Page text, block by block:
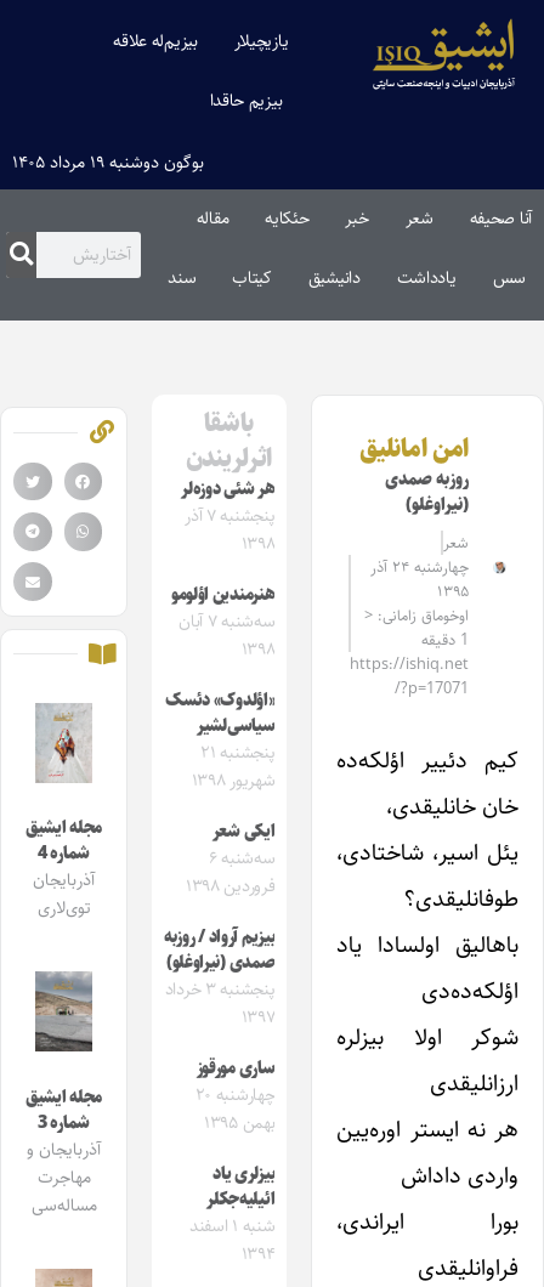
یازیچیلار بیزیم‌له علاقه
بیزیم حاقدا
بوگون دوشنبه ۱۹ مرداد ۱۴۰۵
آنا صحیفه شعر خبر حئکایه مقاله‌
سس یادداشت دانیشیق کیتاب سند
امن امانلیق
روزبه صمدی
(نیراوغلو)
شعر
چهارشنبه ۲۴ آذر
۱۳۹۵
اوخوماق زامانی: <
1 دقیقه
https://ishiq.net
/?p=17071
کیم دئییر اؤلکه‌ده
خان خانلیقدی،
یئل اسیر، شاختادی،
طوفانلیقدی؟
باهالیق اولسادا یاد
اؤلکه‌ده‌دی
شوکر اولا بیزلره
ارزانلیقدی
هر نه ایستر اوره‌یین
واردی داداش
بورا ایراندی،
فراوانلیقدی
باشقا
اثرلریندن
هر شئی دوزه‌لر
پنجشنبه ۷ آذر
۱۳۹۸
هنرمندین اؤلومو
سه‌شنبه ۷ آبان
۱۳۹۸
«اؤلدوک» دئسک
سیاسی‌لشیر
پنجشنبه ۲۱
شهریور ۱۳۹۸
ایکی شعر
سه‌شنبه ۶
فروردین ۱۳۹۸
بیزیم آرواد / روزبه
صمدی (نیراوغلو)
پنجشنبه ۳ خرداد
۱۳۹۷
ساری مورقوز
چهارشنبه ۲۰
بهمن ۱۳۹۵
بیزلری یاد
ائیلیه‌جکلر
شنبه ۱ اسفند
۱۳۹۴
مجله ایشیق
شماره 4
آذربایجان
توی‌لاری
مجله ایشیق
شماره 3
آذربایجان و
مهاجرت
مساله‌سی